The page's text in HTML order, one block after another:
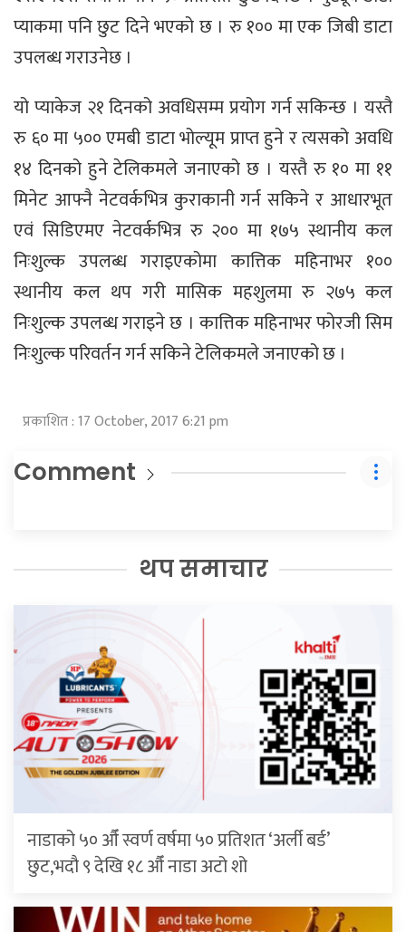
प्याकमा पनि छुट दिने भएको छ । रु १०० मा एक जिबी डाटा
उपलब्ध गराउनेछ ।
यो प्याकेज २१ दिनको अवधिसम्म प्रयोग गर्न सकिन्छ । यस्तै
रु ६० मा ५०० एमबी डाटा भोल्यूम प्राप्त हुने र त्यसको अवधि
१४ दिनको हुने टेलिकमले जनाएको छ । यस्तै रु १० मा ११
मिनेट आफ्नै नेटवर्कभित्र कुराकानी गर्न सकिने र आधारभूत
एवं सिडिएमए नेटवर्कभित्र रु २०० मा १७५ स्थानीय कल
निःशुल्क उपलब्ध गराइएकोमा कात्तिक महिनाभर १००
स्थानीय कल थप गरी मासिक महशुलमा रु २७५ कल
निःशुल्क उपलब्ध गराइने छ । कात्तिक महिनाभर फोरजी सिम
निःशुल्क परिवर्तन गर्न सकिने टेलिकमले जनाएको छ ।
प्रकाशित : 17 October, 2017 6:21 pm
Comment
थप समाचार
नाडाको ५० औँ स्वर्ण वर्षमा ५० प्रतिशत ‘अर्ली बर्ड’
छुट,भदौ ९ देखि १८ औँ नाडा अटो शो